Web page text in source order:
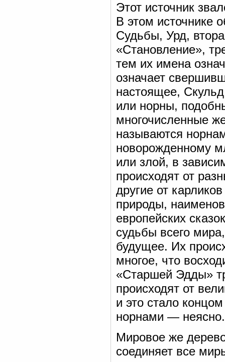
Этот источник
В этом источнике
Судьбы, Урд,
«Становление»,
тем их имена
означает
настоящее,
или норны,
многочисленные
называются
новорожденному
или злой, в
происходят от
другие от
природы,
европейских
судьбы всего
будущее. Их
многое, что
«Старшей Эдды»
происходят от
и это стало
норнами — неясно.
Мировое же
соединяет все